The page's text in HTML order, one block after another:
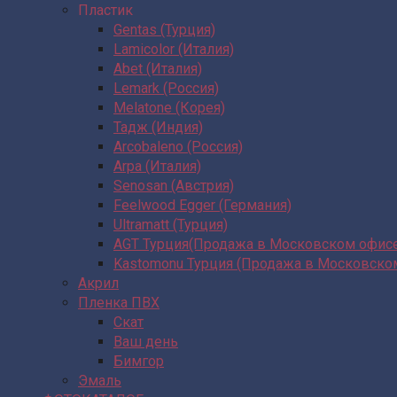
Пластик
Gentas (Турция)
Lamicolor (Италия)
Abet (Италия)
Lemark (Россия)
Melatone (Корея)
Тадж (Индия)
Arcobaleno (Россия)
Arpa (Италия)
Senosan (Австрия)
Feelwood Egger (Германия)
Ultramatt (Турция)
AGT Турция(Продажа в Московском
Kastomonu Турция (Продажа в
Акрил
Пленка ПВХ
Скат
Ваш день
Бимгор
Эмаль